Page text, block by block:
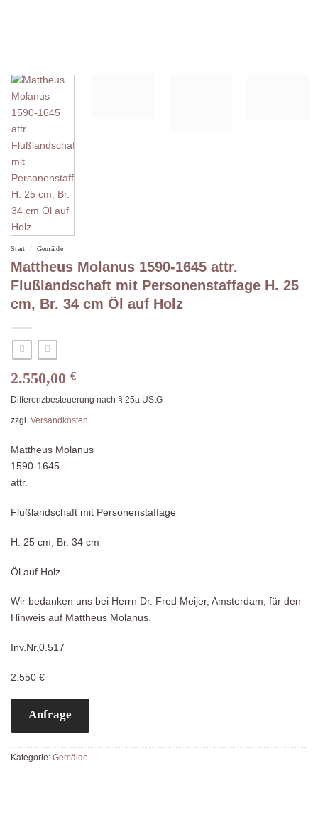
Start / Gemälde
Mattheus Molanus 1590-1645 attr.
Flußlandschaft mit Personenstaffage H. 25
cm, Br. 34 cm Öl auf Holz
2.550,00 €
Differenzbesteuerung nach § 25a UStG
zzgl. Versandkosten
Mattheus Molanus
1590-1645
attr.
Flußlandschaft mit Personenstaffage
H. 25 cm, Br. 34 cm
Öl auf Holz
Wir bedanken uns bei Herrn Dr. Fred Meijer, Amsterdam, für den
Hinweis auf Mattheus Molanus.
Inv.Nr.0.517
2.550 €
Anfrage
Kategorie: Gemälde